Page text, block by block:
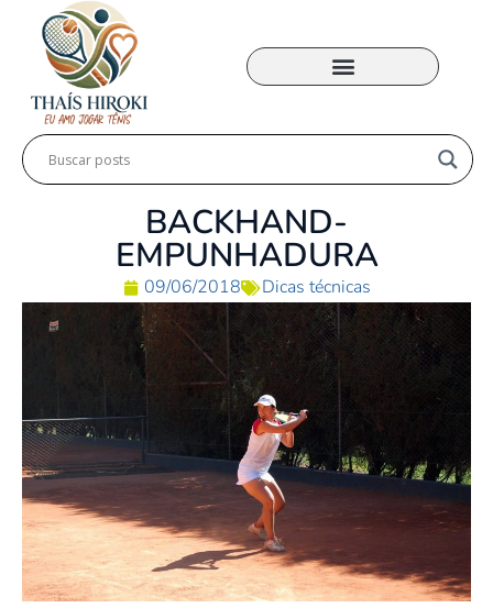
BACKHAND-
EMPUNHADURA
09/06/2018 Dicas técnicas